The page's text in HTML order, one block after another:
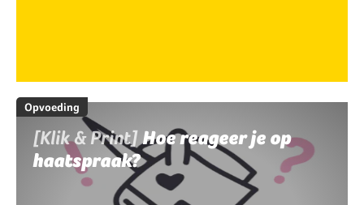
Opvoeding
[Klik & Print]Hoe reageer je op
haatspraak?